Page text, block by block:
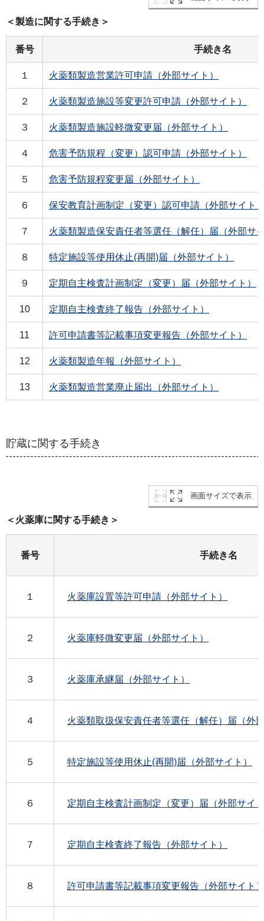
＜製造に関する手続き＞
番号 手続き名
１ 火薬類製造営業許可申請（外部サイト）
２ 火薬類製造施設等変更許可申請（外部サイト）
３ 火薬類製造施設軽微変更届（外部サイト）
４ 危害予防規程（変更）認可申請（外部サイト）
５ 危害予防規程変更届（外部サイト）
６ 保安教育計画制定（変更）認可申請（外部サイト
７ 火薬類製造保安責任者等選任（解任）届（外部サ
８ 特定施設等使用休止(再開)届（外部サイト）
９ 定期自主検査計画制定（変更）届（外部サイト）
10 定期自主検査終了報告（外部サイト）
11 許可申請書等記載事項変更報告（外部サイト）
12 火薬類製造年報（外部サイト）
13 火薬類製造営業廃止届出（外部サイト）
貯蔵に関する手続き
画面サイズで表示
＜火薬庫に関する手続き＞
番号 手続き名
１ 火薬庫設置等許可申請（外部サイト）
２ 火薬庫軽微変更届（外部サイト）
３ 火薬庫承継届（外部サイト）
４ 火薬類取扱保安責任者等選任（解任）届（外
５ 特定施設等使用休止(再開)届（外部サイト）
６ 定期自主検査計画制定（変更）届（外部サイ
７ 定期自主検査終了報告（外部サイト）
８ 許可申請書等記載事項変更報告（外部サイト